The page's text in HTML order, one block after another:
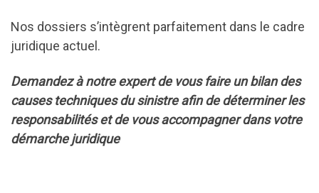
Nos dossiers s’intègrent parfaitement dans le cadre
juridique actuel.
Demandez à notre expert de vous faire un bilan des
causes techniques du sinistre afin de déterminer les
responsabilités et de vous accompagner dans votre
démarche juridique